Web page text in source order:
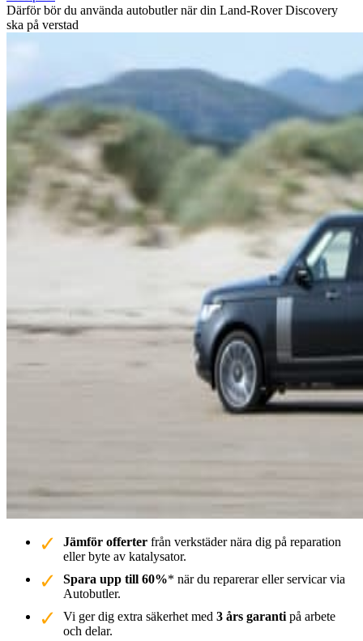
Därför bör du använda autobutler när din Land-Rover Discovery
ska på verstad
Jämför offerter från verkstäder nära dig på reparation
eller byte av katalysator.
Spara upp till 60%* när du reparerar eller servicar via
Autobutler.
Vi ger dig extra säkerhet med 3 års garanti på arbete
och delar.